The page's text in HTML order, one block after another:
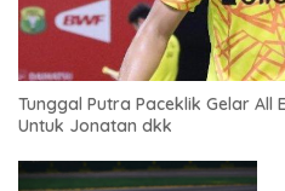
Tunggal Putra Paceklik Gelar All
Untuk Jonatan dkk